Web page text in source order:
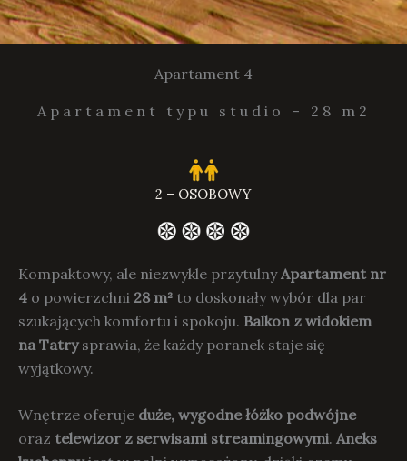
Apartament 4
Apartament typu studio – 28 m2
2 – OSOBOWY
Kompaktowy, ale niezwykle przytulnyApartament nr
4 o powierzchni 28 m² to doskonały wybór dla par
szukających komfortu i spokoju. Balkon z widokiem
na Tatrysprawia, że każdy poranek staje się
wyjątkowy.
Wnętrze oferuje duże, wygodne łóżko podwójne
oraz telewizor z serwisami streamingowymi. Aneks